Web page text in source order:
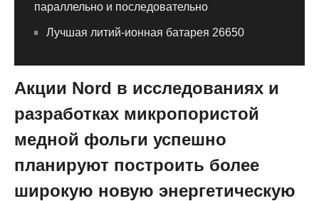
параллельно и последовательно
Лучшая литий-ионная батарея 26650
Акции Nord в исследованиях и
разработках микропористой
медной фольги успешно
планируют построить более
широкую новую энергетическую